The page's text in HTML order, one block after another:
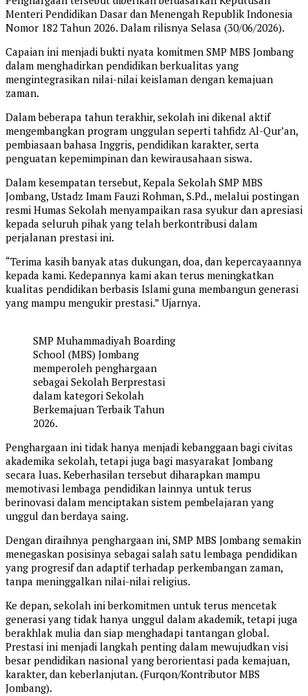
Menteri Pendidikan Dasar dan Menengah Republik Indonesia
Nomor 182 Tahun 2026. Dalam rilisnya Selasa (30/06/2026).
Capaian ini menjadi bukti nyata komitmen SMP MBS Jombang
dalam menghadirkan pendidikan berkualitas yang
mengintegrasikan nilai-nilai keislaman dengan kemajuan
zaman.
Dalam beberapa tahun terakhir, sekolah ini dikenal aktif
mengembangkan program unggulan seperti tahfidz Al-Qur’an,
pembiasaan bahasa Inggris, pendidikan karakter, serta
penguatan kepemimpinan dan kewirausahaan siswa.
Dalam kesempatan tersebut, Kepala Sekolah SMP MBS
Jombang, Ustadz Imam Fauzi Rohman, S.Pd., melalui postingan
resmi Humas Sekolah menyampaikan rasa syukur dan apresiasi
kepada seluruh pihak yang telah berkontribusi dalam
perjalanan prestasi ini.
“Terima kasih banyak atas dukungan, doa, dan kepercayaannya
kepada kami. Kedepannya kami akan terus meningkatkan
kualitas pendidikan berbasis Islami guna membangun generasi
yang mampu mengukir prestasi.” Ujarnya.
SMP Muhammadiyah Boarding
School (MBS) Jombang
memperoleh penghargaan
sebagai Sekolah Berprestasi
dalam kategori Sekolah
Berkemajuan Terbaik Tahun
2026.
Penghargaan ini tidak hanya menjadi kebanggaan bagi civitas
akademika sekolah, tetapi juga bagi masyarakat Jombang
secara luas. Keberhasilan tersebut diharapkan mampu
memotivasi lembaga pendidikan lainnya untuk terus
berinovasi dalam menciptakan sistem pembelajaran yang
unggul dan berdaya saing.
Dengan diraihnya penghargaan ini, SMP MBS Jombang semakin
menegaskan posisinya sebagai salah satu lembaga pendidikan
yang progresif dan adaptif terhadap perkembangan zaman,
tanpa meninggalkan nilai-nilai religius.
Ke depan, sekolah ini berkomitmen untuk terus mencetak
generasi yang tidak hanya unggul dalam akademik, tetapi juga
berakhlak mulia dan siap menghadapi tantangan global.
Prestasi ini menjadi langkah penting dalam mewujudkan visi
besar pendidikan nasional yang berorientasi pada kemajuan,
karakter, dan keberlanjutan. (Furqon/Kontributor MBS
Jombang).